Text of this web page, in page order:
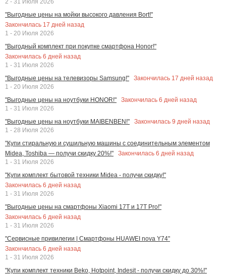
"Выгодные цены на мойки высокого давления Bort!"
Закончилась 17 дней назад
1 - 20 Июля 2026
"Выгодный комплект при покупке смартфона Honor!"
Закончилась 6 дней назад
1 - 31 Июля 2026
"Выгодные цены на телевизоры Samsung!"
Закончилась 17 дней назад
1 - 20 Июля 2026
"Выгодные цены на ноутбуки HONOR!"
Закончилась 6 дней назад
1 - 31 Июля 2026
"Выгодные цены на ноутбуки MAIBENBEN!"
Закончилась 9 дней назад
1 - 28 Июля 2026
"Купи стиральную и сушильную машины с соединительным элементом
Midea, Toshiba — получи скидку 20%!"
Закончилась 6 дней назад
1 - 31 Июля 2026
"Купи комплект бытовой техники Midea - получи скидку!"
Закончилась 6 дней назад
1 - 31 Июля 2026
"Выгодные цены на смартфоны Xiaomi 17T и 17T Pro!"
Закончилась 6 дней назад
1 - 31 Июля 2026
"Сервисные привилегии | Смартфоны HUAWEI nova Y74"
Закончилась 6 дней назад
1 - 31 Июля 2026
"Купи комплект техники Beko, Hotpoint, Indesit - получи скидку до 30%!"